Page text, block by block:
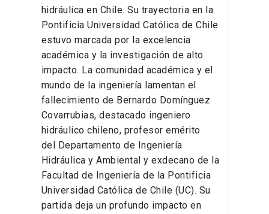
hidráulica en Chile. Su trayectoria en la
Pontificia Universidad Católica de Chile
estuvo marcada por la excelencia
académica y la investigación de alto
impacto. La comunidad académica y el
mundo de la ingeniería lamentan el
fallecimiento de Bernardo Domínguez
Covarrubias, destacado ingeniero
hidráulico chileno, profesor emérito
del Departamento de Ingeniería
Hidráulica y Ambiental y exdecano de la
Facultad de Ingeniería de la Pontificia
Universidad Católica de Chile (UC). Su
partida deja un profundo impacto en